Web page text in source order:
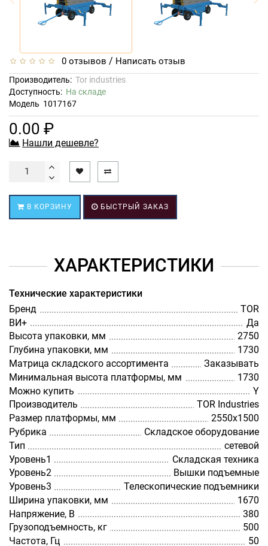
0 отзывов / Написать отзыв
Производитель: Tor industries
Доступность: На складе
Модель 1017167
0.00 ₽
Нашли дешевле?
В КОРЗИНУ БЫСТРЫЙ ЗАКАЗ
ХАРАКТЕРИСТИКИ
Технические характеристики
Бренд
TOR
ВИ+
Да
Высота упаковки, мм
2750
Глубина упаковки, мм
1730
Матрица складского ассортимента
Заказывать
Минимальная высота платформы, мм
1730
Можно купить
Y
Производитель
TOR Industries
Размер платформы, мм
2550х1500
Рубрика
Складское оборудование
Тип
сетевой
Уровень1
Складская техника
Уровень2
Вышки подъемные
Уровень3
Телескопические подъемники
Ширина упаковки, мм
1670
Напряжение, В
380
Грузоподъемность, кг
500
Частота, Гц
50